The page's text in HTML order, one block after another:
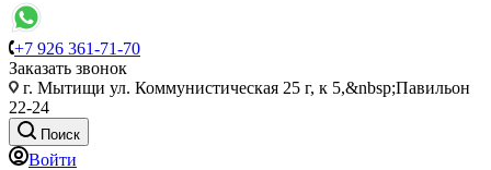
+7 926 361-71-70
Заказать звонок
г. Мытищи ул. Коммунистическая 25 г, к 5,&nbsp;Павильон
22-24
Поиск
Войти